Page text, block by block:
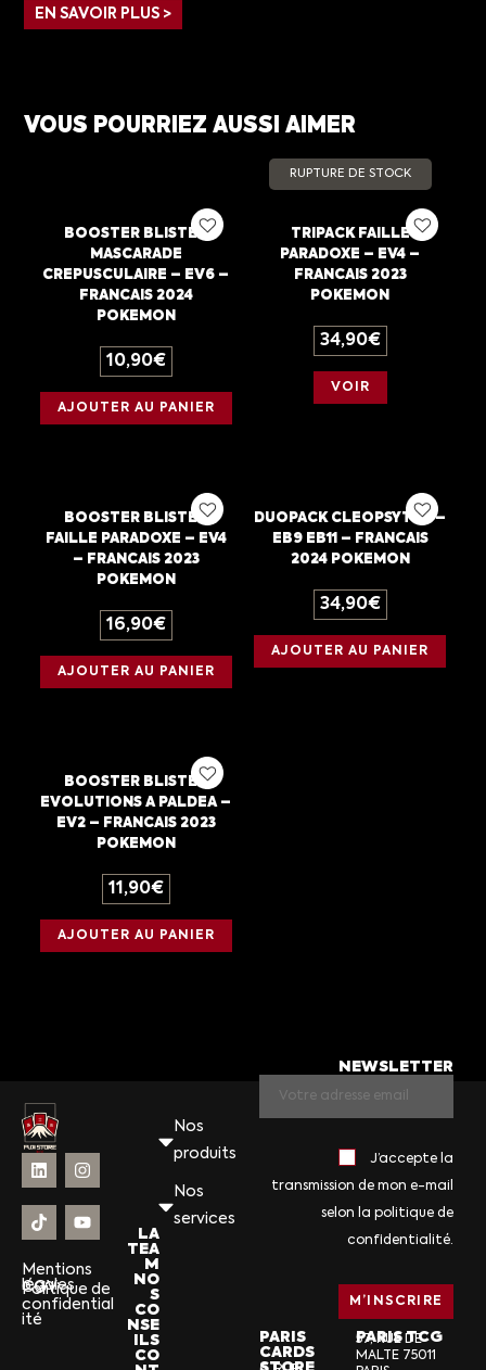
EN SAVOIR PLUS >
VOUS POURRIEZ AUSSI AIMER
BOOSTER BLISTER
MASCARADE
CREPUSCULAIRE – EV6 –
FRANCAIS 2024
POKEMON
10,90€
AJOUTER AU PANIER
RUPTURE DE STOCK
TRIPACK FAILLE
PARADOXE – EV4 –
FRANCAIS 2023
POKEMON
34,90€
VOIR
BOOSTER BLISTER
FAILLE PARADOXE – EV4
– FRANCAIS 2023
POKEMON
16,90€
AJOUTER AU PANIER
DUOPACK CLEOPSYTRA –
EB9 EB11 – FRANCAIS
2024 POKEMON
34,90€
AJOUTER AU PANIER
BOOSTER BLISTER
EVOLUTIONS A PALDEA –
EV2 – FRANCAIS 2023
POKEMON
11,90€
AJOUTER AU PANIER
Mentions
légales
CGV
Politique de
confidential
ité
Nos
produits
Nos
services
LA
TEA
M
NO
S
CO
NSE
ILS
CO
NEWSLETTER
J’accepte la
transmission de mon e-mail
selon la politique de
confidentialité.
PARIS
CARDS
PARIS TCG
57, RUE DE
MALTE 75011